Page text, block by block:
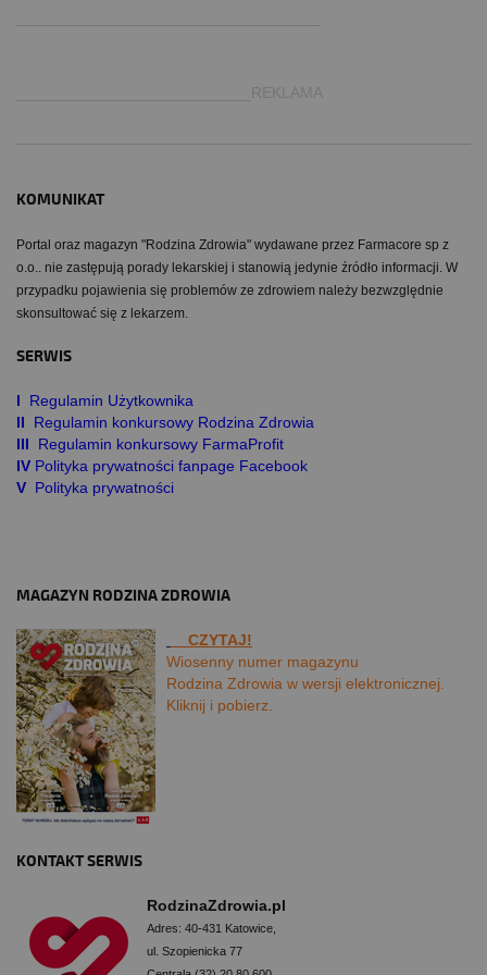
___________________________REKLAMA
KOMUNIKAT
Portal oraz magazyn "Rodzina Zdrowia" wydawane przez Farmacore sp z
o.o.. nie zastępują porady lekarskiej i stanowią jedynie źródło informacji. W
przypadku pojawienia się problemów ze zdrowiem należy bezwzględnie
skonsultować się z lekarzem.
SERWIS
I Regulamin Użytkownika
II
Regulamin konkursowy Rodzina Zdrowia
III
Regulamin konkursowy FarmaProfit
IV Polityka prywatności fanpage Facebook
V Polityka prywatności
MAGAZYN RODZINA ZDROWIA
CZYTAJ!
Wiosenny numer magazynu
Rodzina Zdrowia w wersji elektronicznej.
Kliknij i pobierz.
KONTAKT SERWIS
RodzinaZdrowia.pl
Adres: 40-431 Katowice,
ul. Szopienicka 77